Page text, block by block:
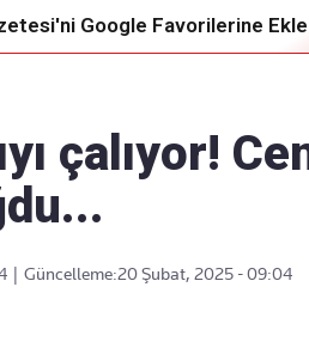
Google Favorilerine
çalıyor!
Güncelleme:20 Şubat, 2025 - 09:04